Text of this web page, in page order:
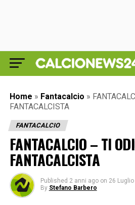
Home » Fantacalcio »
FANTACALCISTA
FANTACALCIO
FANTACALCIO – TI
FANTACALCISTA
Published 2 anni ago on 26
By Stefano Barbero